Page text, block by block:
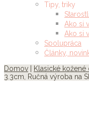
Tipy, triky
Ako si
Ako si
Spolupráca
Články,
Domov
Klasické kožené
3.3cm, Ručná výroba na